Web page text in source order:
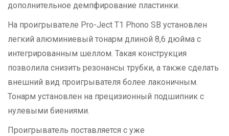
дополнительное демпфирование пластинки.
На проигрывателе Pro-Ject T1 Phono SB установлен
легкий алюминиевый тонарм длиной 8,6 дюйма с
интегрированным шеллом. Такая конструкция
позволила снизить резонансы трубки, а также сделать
внешний вид проигрывателя более лаконичным.
Тонарм установлен на прецизионный подшипник с
нулевыми биениями.
Проигрыватель поставляется с уже